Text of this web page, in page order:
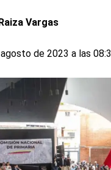
Vargas
de 2023 a las